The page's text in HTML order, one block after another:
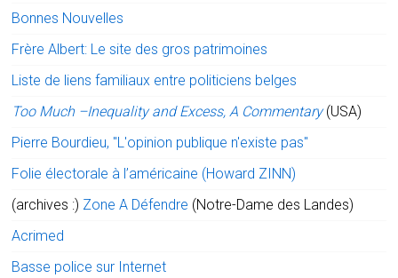
Bonnes Nouvelles
Frère Albert: Le site des gros patrimoines
Liste de liens familiaux entre politiciens belges
Too Much –Inequality and Excess, A Commentary (USA)
Pierre Bourdieu, "L'opinion publique n'existe pas"
Folie électorale à l’américaine (Howard ZINN)
(archives :) Zone A Défendre (Notre-Dame des Landes)
Acrimed
Basse police sur Internet